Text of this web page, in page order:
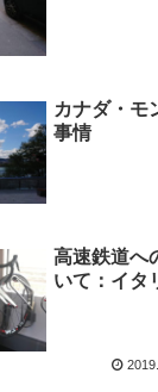
カナダ・モ
事情
高速鉄道へ
いて：イタ